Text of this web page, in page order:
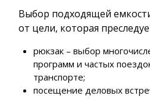
Выбор подходящей
от цели, которая
рюкзак – выбор
программ и частых
транспорте;
посещение деловых